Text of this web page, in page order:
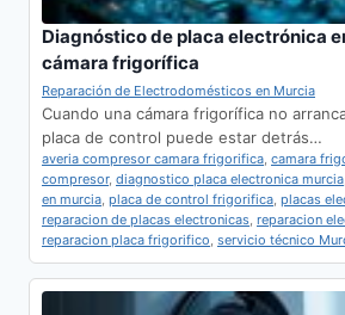
Diagnóstico de placa electrónica
cámara frigorífica
Reparación de Electrodomésticos en Murcia
Cuando una cámara frigorífica no
placa de control puede estar detrás…
averia compresor camara frigorifica, camara
compresor, diagnostico placa electronica murcia
en murcia, placa de control frigorifica, placas
reparacion de placas electronicas, reparacion
reparacion placa frigorifico, servicio técnico